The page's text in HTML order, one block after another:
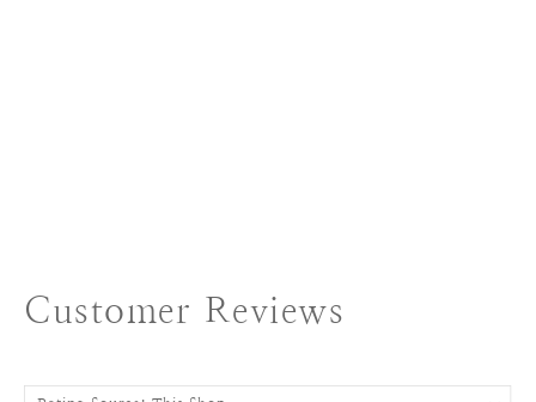
Customer Reviews